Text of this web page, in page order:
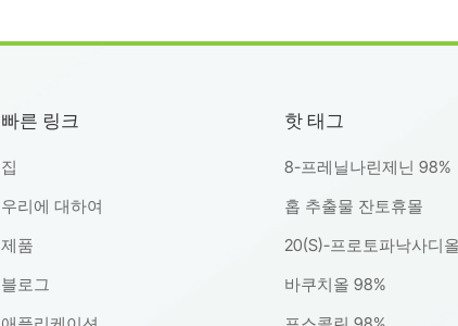
빠른 링크
집
우리에 대하여
제품
블로그
핫 태그
8-프레닐나린제닌 98%
홉 추출물 잔토휴몰
20(S)-프로토파낙사디올
바쿠치올 98%